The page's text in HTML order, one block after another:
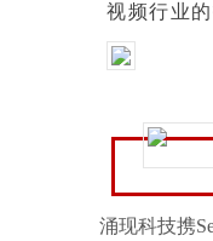
视频行业
涌现科技携